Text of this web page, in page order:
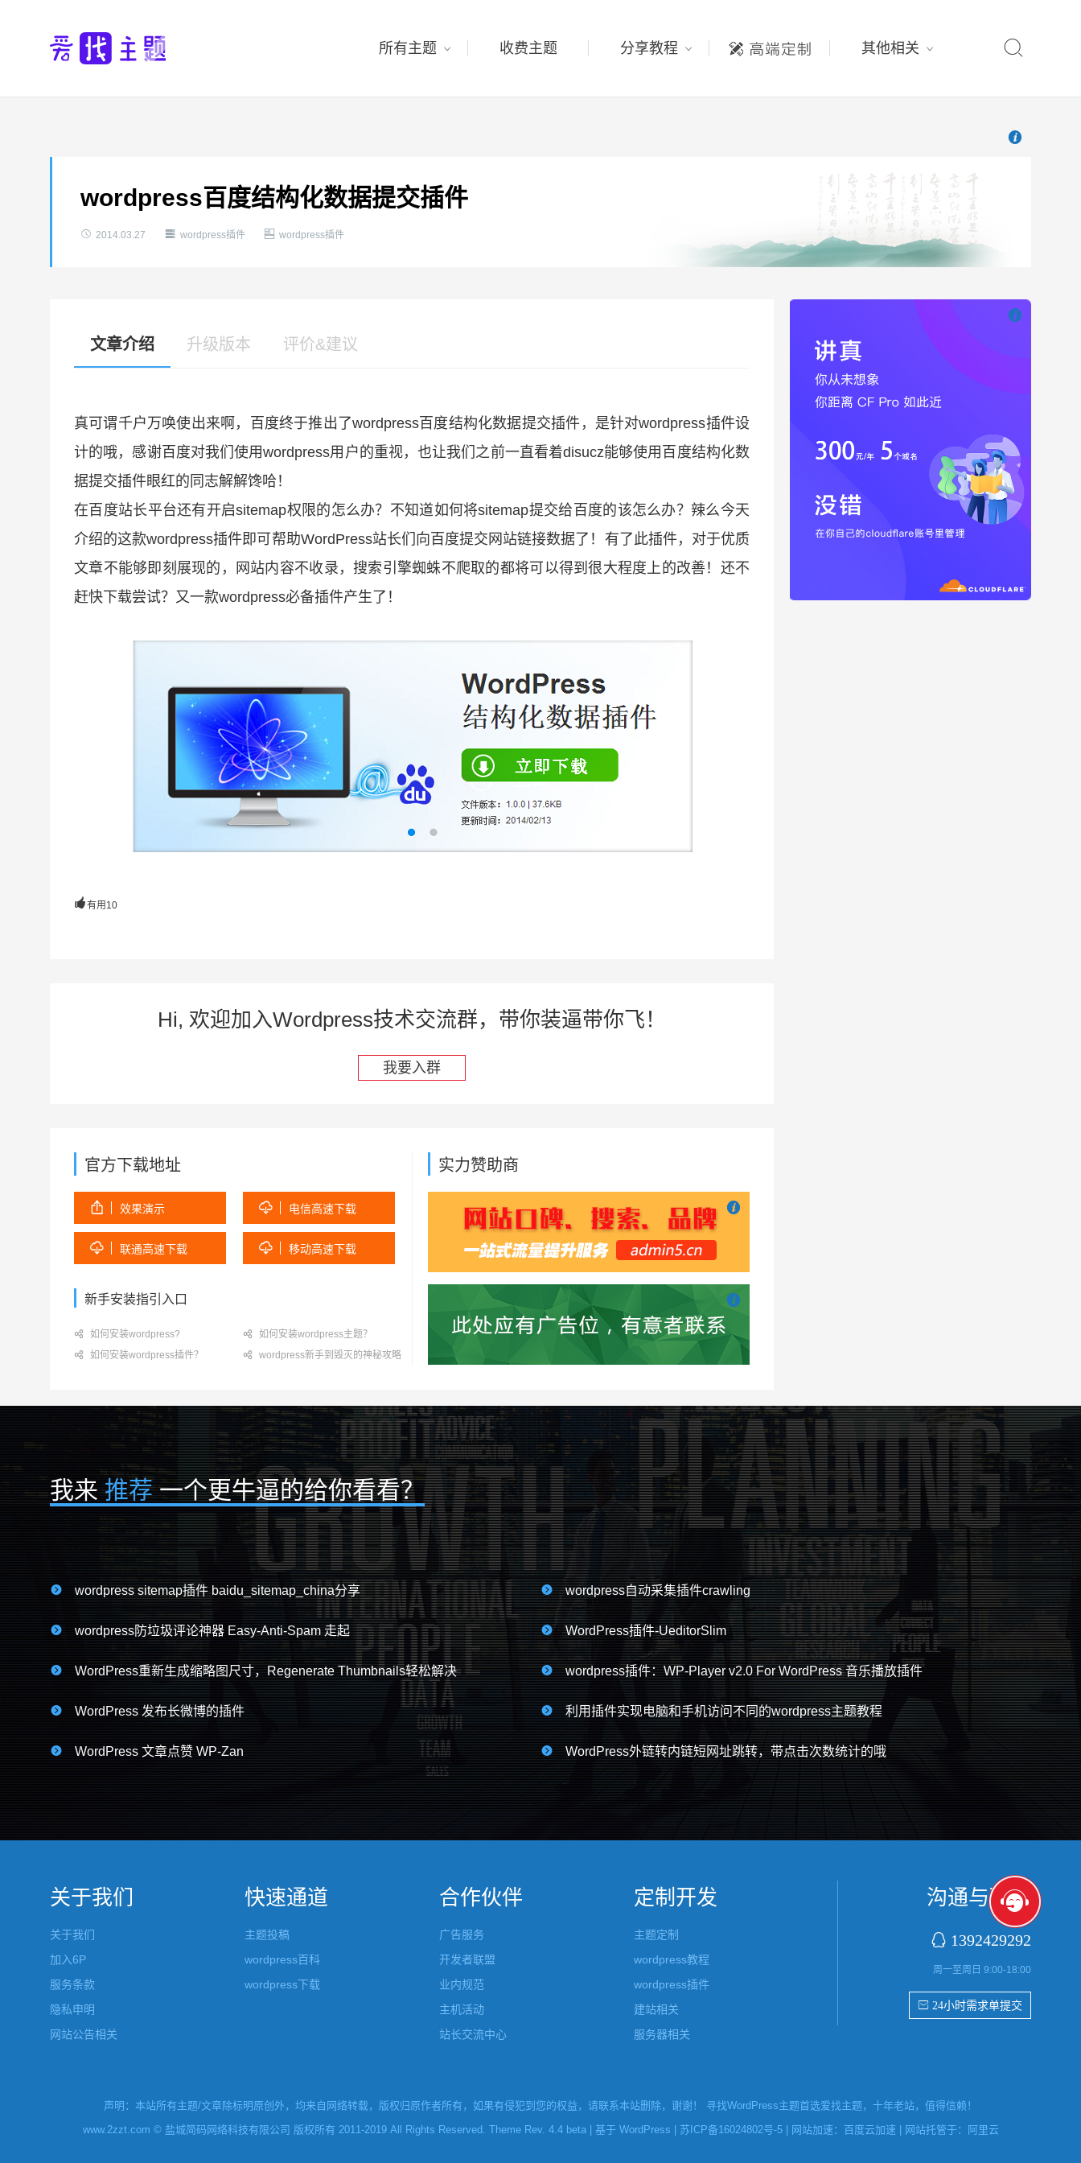
所有主题 收费主题 分享教程 其他相关 

wordpress百度结构化数据提交插件
 2014.03.27  wordpress插件  wordpress插件
文章介绍 升级版本 评价&建议
真可谓千户万唤使出来啊，百度终于推出了wordpress百度结构化数据提交插件，是针对wordpress插件设
计的哦，感谢百度对我们使用wordpress用户的重视，也让我们之前一直看着disucz能够使用百度结构化数
据提交插件眼红的同志解解馋哈！
在百度站长平台还有开启sitemap权限的怎么办？不知道如何将sitemap提交给百度的该怎么办？辣么今天
介绍的这款wordpress插件即可帮助WordPress站长们向百度提交网站链接数据了！有了此插件，对于优质
文章不能够即刻展现的，网站内容不收录，搜索引擎蜘蛛不爬取的都将可以得到很大程度上的改善！还不
赶快下载尝试？又一款wordpress必备插件产生了！
有用 10
Hi, 欢迎加入Wordpress技术交流群，带你装逼带你飞！
我要入群
官方下载地址
 效果演示  电信高速下载
 联通高速下载  移动高速下载
新手安装指引入口
 如何安装wordpress?  如何安装wordpress主题？
 如何安装wordpress插件？  wordpress新手到毁灭的神秘攻略
实力赞助商



我来 推荐 一个更牛逼的给你看看？
 wordpress sitemap插件 baidu_sitemap_china分享  wordpress自动采集插件crawling
 wordpress防垃圾评论神器 Easy-Anti-Spam 走起  WordPress插件-UeditorSlim
 WordPress重新生成缩略图尺寸，Regenerate Thumbnails轻松解决  wordpress插件：WP-Player v2.0 For WordPress 音乐播放插件
 WordPress 发布长微博的插件  利用插件实现电脑和手机访问不同的wordpress主题教程
 WordPress 文章点赞 WP-Zan  WordPress外链转内链短网址跳转，带点击次数统计的哦
关于我们
关于我们
加入6P
服务条款
隐私申明
网站公告相关
快速通道
主题投稿
wordpress百科
wordpress下载
合作伙伴
广告服务
开发者联盟
业内规范
主机活动
站长交流中心
定制开发
主题定制
wordpress教程
wordpress插件
建站相关
服务器相关
沟通与联系
 1392429292
周一至周日 9:00-18:00
 24小时需求单提交
声明：本站所有主题/文章除标明原创外，均来自网络转载，版权归原作者所有，如果有侵犯到您的权益，请联系本站删除，谢谢！ 寻找WordPress主题首选爱找主题，十年老站，值得信赖！
www.2zzt.com © 盐城简码网络科技有限公司 版权所有 2011-2019 All Rights Reserved. Theme Rev. 4.4 beta | 基于 WordPress 苏ICP备16024802号-5| 网站加速： 百度云加速 | 网站托管于： 阿里云